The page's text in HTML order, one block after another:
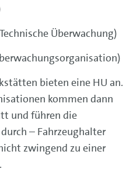
Überwachung)
bieten eine HU an.
kommen dann
und führen die
– Fahrzeughalter
zwingend zu einer